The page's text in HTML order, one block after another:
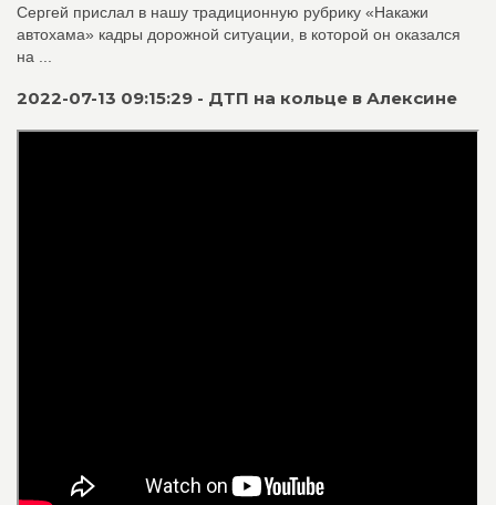
Сергей прислал в нашу традиционную рубрику «Накажи
автохама» кадры дорожной ситуации, в которой он оказался
на ...
2022-07-13 09:15:29 - ДТП на кольце в Алексине